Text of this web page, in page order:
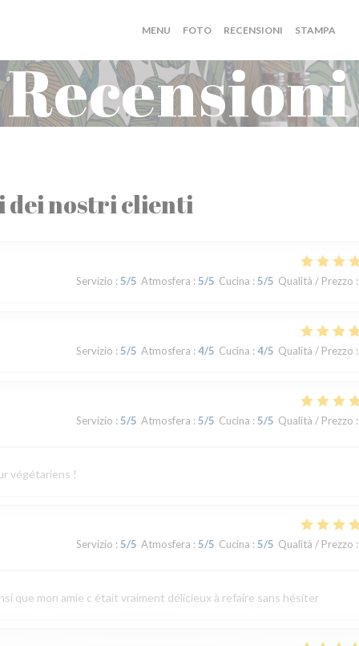
MENU FOTO RECENSIONI STAMPA
Recensioni
dei nostri clienti
Servizio : 5/5 Atmosfera : 5/5 Cucina : 5/5 Qualità / Prezzo :
Servizio : 5/5 Atmosfera : 4/5 Cucina : 4/5 Qualità / Prezzo :
Servizio : 5/5 Atmosfera : 5/5 Cucina : 5/5 Qualità / Prezzo :
végétariens !
Servizio : 5/5 Atmosfera : 5/5 Cucina : 5/5 Qualità / Prezzo :
que mon amie c était vraiment délicieux à refaire sans hésiter